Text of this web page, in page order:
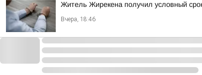
Житель Жирекена получил условный
Вчера, 18:46